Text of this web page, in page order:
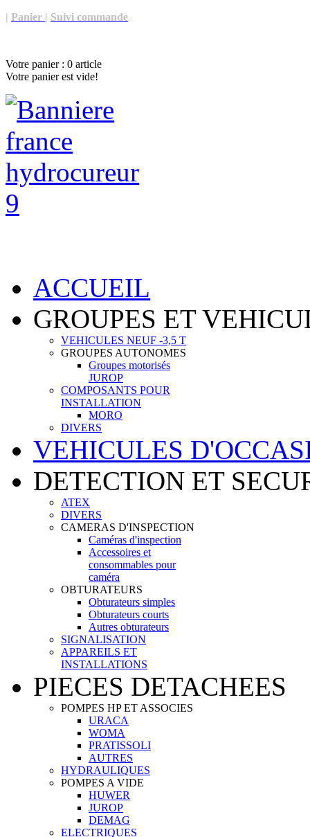
| Panier | Suivi commande
Votre panier : 0 article
Votre panier est vide!
ACCUEIL
GROUPES ET
VEHICULES NEUF -3,5 T
GROUPES AUTONOMES
Groupes motorisés
JUROP
COMPOSANTS POUR
INSTALLATION
MORO
DIVERS
VEHICULES
DETECTION ET
ATEX
DIVERS
CAMERAS D'INSPECTION
Caméras d'inspection
Accessoires et
consommables pour
caméra
OBTURATEURS
Obturateurs simples
Obturateurs courts
Autres obturateurs
SIGNALISATION
APPAREILS ET
INSTALLATIONS
PIECES DETACHEES
POMPES HP ET ASSOCIES
URACA
WOMA
PRATISSOLI
AUTRES
HYDRAULIQUES
POMPES A VIDE
HUWER
JUROP
DEMAG
ELECTRIQUES